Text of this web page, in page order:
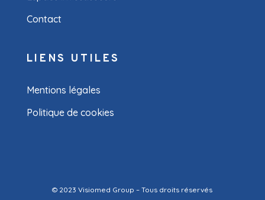
Contact
LIENS UTILES
Mentions légales
Politique de cookies
© 2023 Visiomed Group – Tous droits réservés